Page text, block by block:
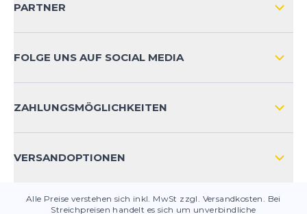
KONTAKT
PRODUKTSICHERHEIT
PARTNER
FOLGE UNS AUF SOCIAL MEDIA
ZAHLUNGSMÖGLICHKEITEN
VERSANDOPTIONEN
Alle Preise verstehen sich inkl. MwSt zzgl. Versandkosten. Bei
Streichpreisen handelt es sich um unverbindliche